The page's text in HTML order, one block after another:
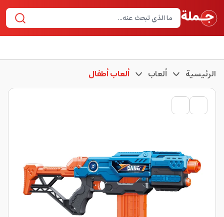
الرئيسية ألعاب ألعاب أطفال